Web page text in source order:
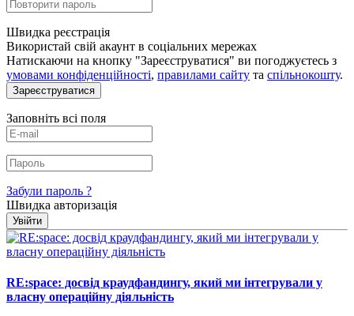
Швидка реєстрація
Використай свій акаунт в соціальних мережах
Натискаючи на кнопку "Зареєструватися" ви погоджуєтесь з
умовами конфіденційності, правилами сайту та спільнокошту.
Зареєструватися
Заповніть всі поля
Забули пароль ?
Швидка авторизація
Увійти
RE:space: досвід краудфандингу, який ми інтегрували у
власну операційну діяльність